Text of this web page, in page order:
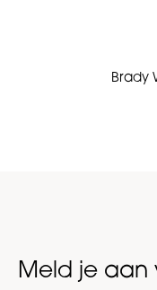
Brady
Meld je aan